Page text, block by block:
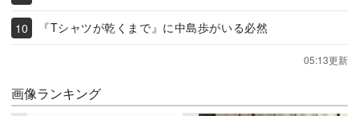
『Tシャツが乾くまで』に中島歩がいる必然
05:13更新
画像ランキング